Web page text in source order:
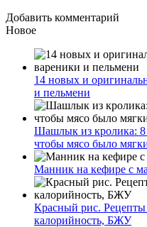
Добавить комментарий
Новое
14 новых и
и пельмени
Шашлык из кролика: 8
чтобы мясо было
Манник на кефире с
Красный рис. Рецепты
калорийность, БЖУ